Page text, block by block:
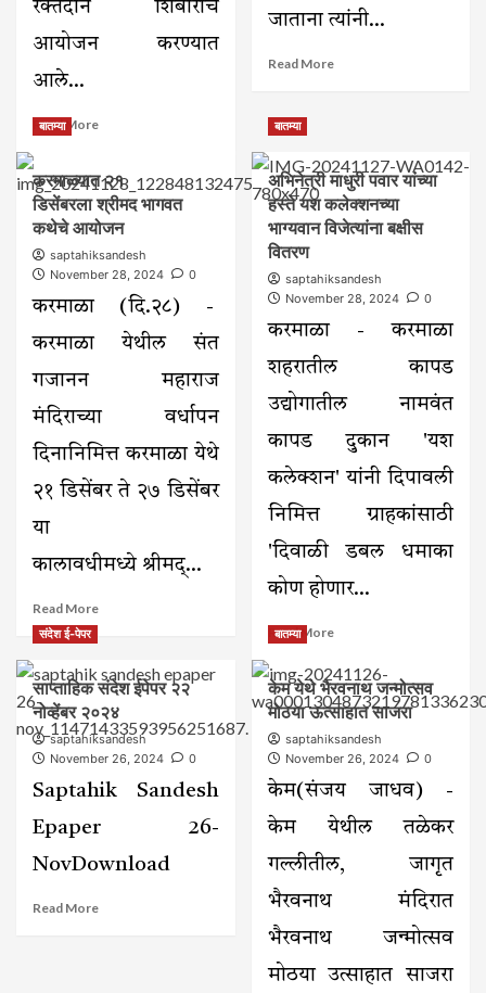
रक्तदान शिबीराचे
आयोजन करण्यात
आले...
Read MoreRead
टिपू
सुलतान
जयंती
शिबिरात
जणांनी
१
भव्य
जाताना त्यांनी...
Read MoreRead
आले
आणि
देवस्थानला
देणगी
बातम्या
करमाळ्यात २१
डिसेंबरला श्रीमद भागवत
कथेचे आयोजन
saptahiksandesh
November 28, 2024
0
करमाळा (दि.२८) -
करमाळा येथील संत
गजानन महाराज
मंदिराच्या वर्धापन
दिनानिमित्त करमाळा येथे‌
२१ डिसेंबर ते ‌२७ डिसेंबर
या
कालावधीमध्ये श्रीमद्...
Read MoreRead
करमाळ्यात
२१
डिसेंबरला श्रीमद
भागवत
आयोजन
बातम्या
अभिनेत्री माधुरी पवार यांच्या
हस्ते यश कलेक्शनच्या
भाग्यवान विजेत्यांना बक्षीस
वितरण
saptahiksandesh
November 28, 2024
0
करमाळा - करमाळा
शहरातील कापड
उद्योगातील नामवंत
कापड दुकान 'यश
कलेक्शन' यांनी दिपावली
निमित्त ग्राहकांसाठी
'दिवाळी डबल धमाका
कोण होणार...
Read MoreRead
about
अभिनेत्री
माधुरी
यांच्या
यश
कलेक्शनच्या
भाग्यवान
विजेत्यांना
बक्षीस
वितरण
संदेश ई-पेपर
साप्ताहिक संदेश ईपेपर २२
नोव्हेंबर २०२४
saptahiksandesh
November 26, 2024
0
Saptahik Sandesh
Epaper 26-
NovDownload
Read MoreRead
बातम्या
केम येथे भैरवनाथ जन्मोत्सव
मोठया ऊत्साहात साजरा
saptahiksandesh
November 26, 2024
0
केम(संजय जाधव) -
केम येथील तळेकर
गल्लीतील, जागृत
भैरवनाथ मंदिरात
भैरवनाथ जन्मोत्सव
मोठया उत्साहात साजरा